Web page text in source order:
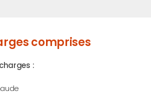
comprises
: